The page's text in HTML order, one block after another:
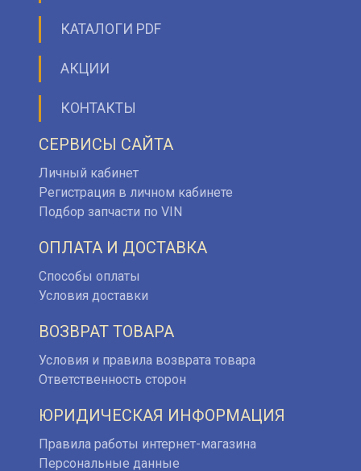
КАТАЛОГИ PDF
АКЦИИ
КОНТАКТЫ
СЕРВИСЫ САЙТА
Личный кабинет
Регистрация в личном кабинете
Подбор запчасти по VIN
ОПЛАТА И ДОСТАВКА
Способы оплаты
Условия доставки
ВОЗВРАТ ТОВАРА
Условия и правила возврата товара
Ответственность сторон
ЮРИДИЧЕСКАЯ ИНФОРМАЦИЯ
Правила работы интернет-магазина
Персональные данные